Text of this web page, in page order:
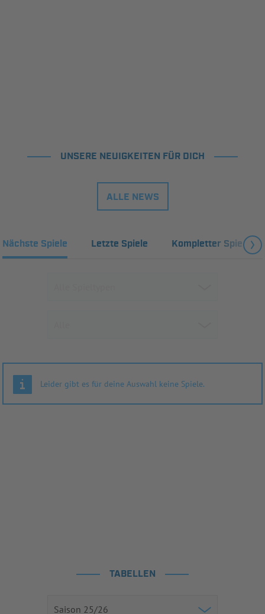
UNSERE NEUIGKEITEN FÜR DICH
ALLE NEWS
Nächste Spiele Letzte Spiele Kompletter Spielplan
Leider gibt es für deine Auswahl keine Spiele.
TABELLEN